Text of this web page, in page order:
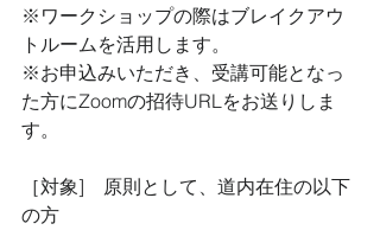
※ワークショップの際はブレイクアウ
トルームを活用します。
※お申込みいただき、受講可能となっ
た方にZoomの招待URLをお送りしま
す。
［対象]　原則として、道内在住の以下
の方